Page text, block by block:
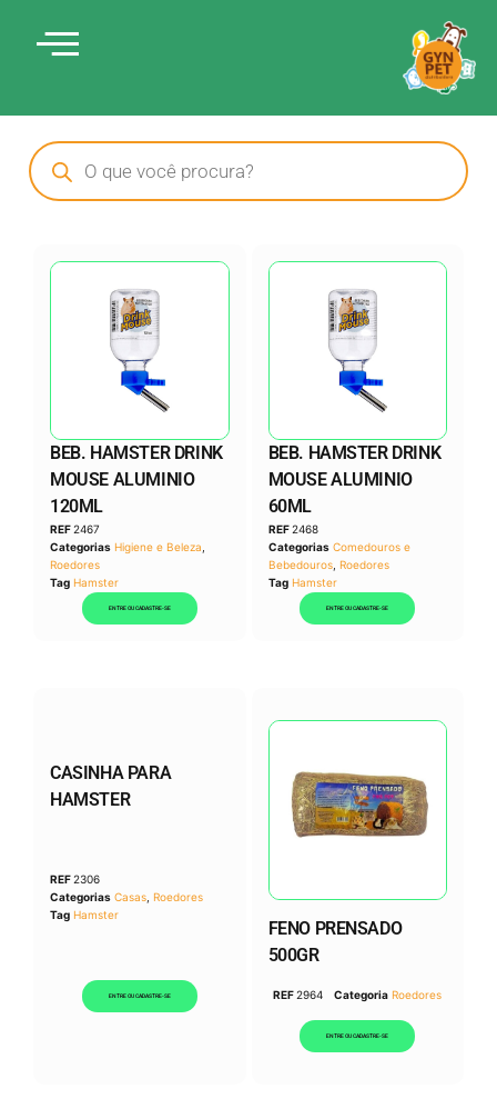
Pesquisar
produtos
BEB. HAMSTER DRINK
MOUSE ALUMINIO
120ML
REF2467
Categorias Higiene e Beleza
Roedores
Tag Hamster
ENTRE OU CADASTRE-SE
BEB. HAMSTER DRINK
MOUSE ALUMINIO
60ML
REF2468
Categorias Comedouros e
Bebedouros, Roedores
Tag Hamster
ENTRE OU CADASTRE-SE
CASINHA PARA
HAMSTER
REF2306
Categorias Casas Roedores
Tag Hamster
ENTRE OU CADASTRE-SE
FENO PRENSADO
500GR
REF2964 Categoria Roedores
ENTRE OU CADASTRE-SE